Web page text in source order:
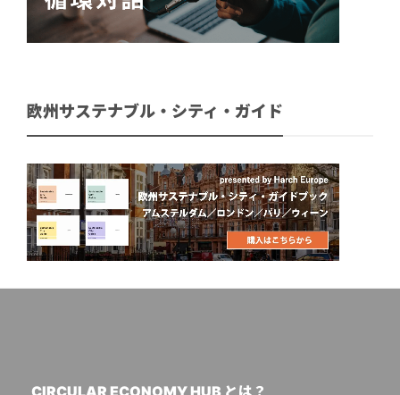
欧州サステナブル・シティ・ガイド